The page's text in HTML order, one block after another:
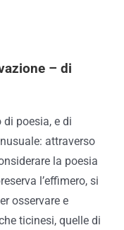
– di
poesia, e di
attraverso
la poesia
l’effimero, si
osservare e
ticinesi, quelle di